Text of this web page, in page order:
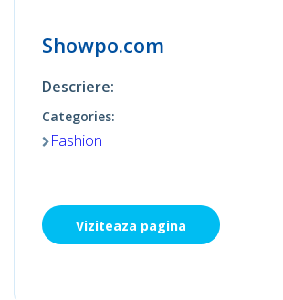
Showpo.com
Descriere:
Categories:
Fashion
Viziteaza pagina